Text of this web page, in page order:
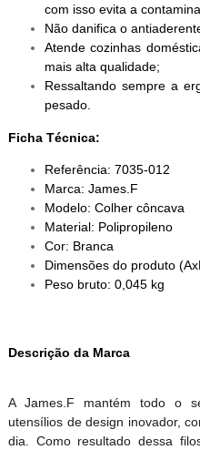
com isso evita a
Não danifica o
Atende cozinhas
mais alta qualidade;
Ressaltando sempre a
pesado.
Ficha Técnica:
Referência: 7035-012
Marca: James.F
Modelo: Colher côncava
Material: Polipropileno
Cor: Branca
Dimensões do produto
Peso bruto: 0,045 kg
Descrição da Marca
A James.F mantém todo o
utensílios de design inovador,
dia. Como resultado dessa